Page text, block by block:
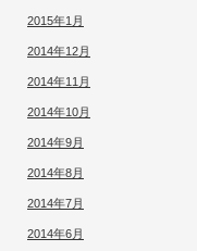
2015年1月
2014年12月
2014年11月
2014年10月
2014年9月
2014年8月
2014年7月
2014年6月